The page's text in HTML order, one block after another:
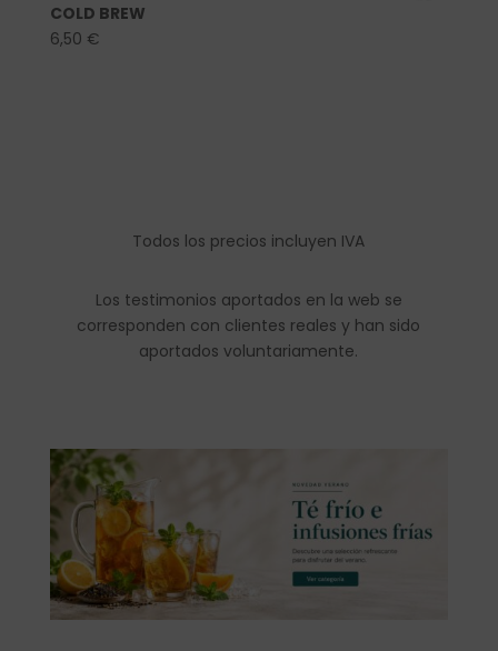
COLD BREW
6,50 €
Todos los precios incluyen IVA
Los testimonios aportados en la web se
corresponden con clientes reales y han sido
aportados voluntariamente.